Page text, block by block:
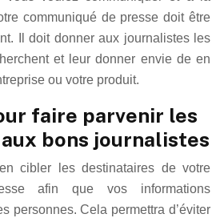
communiqué de presse doit être
Il doit donner aux journalistes les
et leur donner envie de en
ou votre produit.
faire parvenir les
bons journalistes
cibler les destinataires de votre
afin que vos informations
personnes. Cela permettra d’éviter